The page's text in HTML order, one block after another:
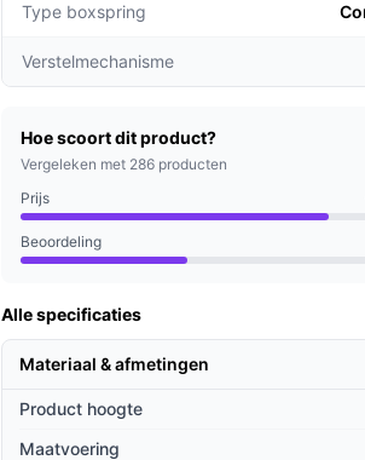
Type boxspring
Verstelmechanisme
Hoe scoort dit product?
Vergeleken met 286 producten
Prijs
Beoordeling
Alle specificaties
Materiaal & afmetingen
Product hoogte
Maatvoering